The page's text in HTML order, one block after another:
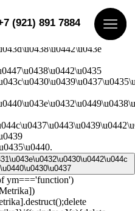
\u0432
ym==='function')
О